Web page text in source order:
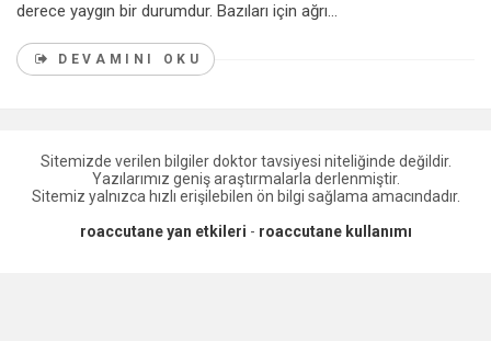
derece yaygın bir durumdur. Bazıları için ağrı...
DEVAMINI OKU
Sitemizde verilen bilgiler doktor tavsiyesi niteliğinde değildir.
Yazılarımız geniş araştırmalarla derlenmiştir.
Sitemiz yalnızca hızlı erişilebilen ön bilgi sağlama amacındadır.
roaccutane yan etkileri - roaccutane kullanımı